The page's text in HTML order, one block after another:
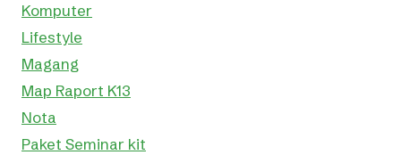
Komputer
Lifestyle
Magang
Map Raport K13
Nota
Paket Seminar kit